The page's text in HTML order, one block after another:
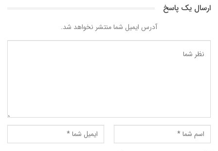
ارسال یک پاسخ
آدرس ایمیل شما منتشر نخواهد شد.